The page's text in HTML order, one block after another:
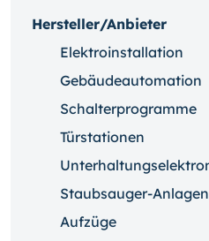
Hersteller/Anbieter
Elektroinstallation
Gebäudeautomation
Schalterprogramme
Türstationen
Staubsauger-Anlagen
Aufzüge